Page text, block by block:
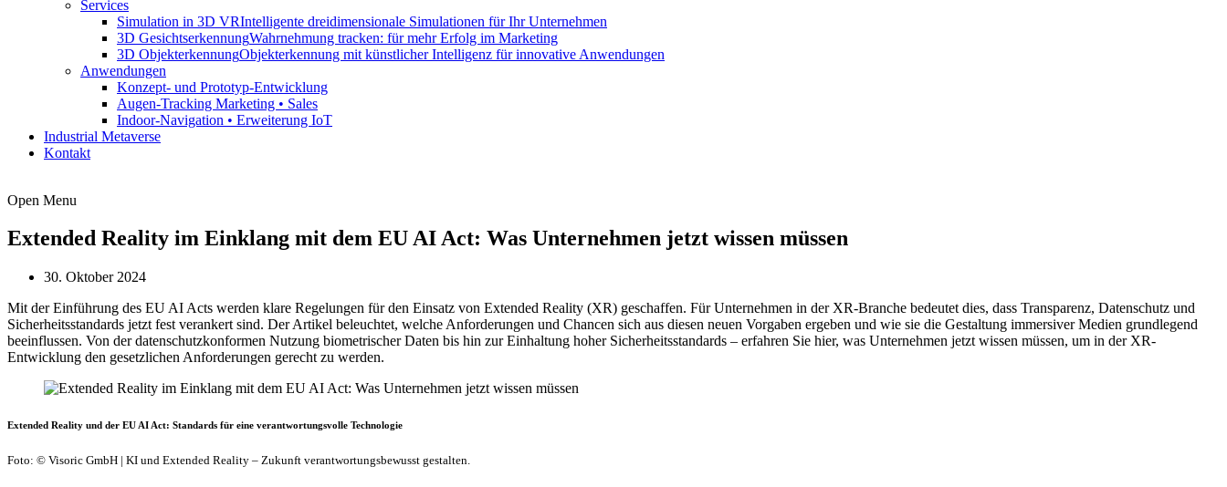
Services
Simulation in 3D VRIntelligente dreidimensionale Simulationen für Ihr Unternehmen
3D GesichtserkennungWahrnehmung tracken: für mehr Erfolg im Marketing
3D ObjekterkennungObjekterkennung mit künstlicher Intelligenz für innovative Anwendungen
Anwendungen
Konzept- und Prototyp-Entwicklung
Augen-Tracking Marketing • Sales
Indoor-Navigation • Erweiterung IoT
Industrial Metaverse
Kontakt
Open Menu
Extended Reality im Einklang mit dem EU AI Act: Was Unternehmen jetzt wissen müssen
30. Oktober 2024
Mit der Einführung des EU AI Acts werden klare Regelungen für den Einsatz von Extended Reality (XR) geschaffen. Für Unternehmen in der XR-Branche bedeutet dies, dass Transparenz, Datenschutz und
Sicherheitsstandards jetzt fest verankert sind. Der Artikel beleuchtet, welche Anforderungen und Chancen sich aus diesen neuen Vorgaben ergeben und wie sie die Gestaltung immersiver Medien grundlegend
beeinflussen. Von der datenschutzkonformen Nutzung biometrischer Daten bis hin zur Einhaltung hoher Sicherheitsstandards – erfahren Sie hier, was Unternehmen jetzt wissen müssen, um in der XR-
Entwicklung den gesetzlichen Anforderungen gerecht zu werden.
Extended Reality und der EU AI Act: Standards für eine verantwortungsvolle Technologie
Foto: © Visoric GmbH | KI und Extended Reality – Zukunft verantwortungsbewusst gestalten.